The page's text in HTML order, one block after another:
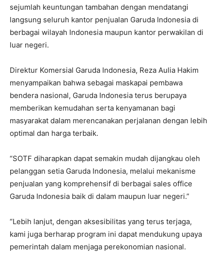
sejumlah keuntungan tambahan dengan mendatangi
langsung seluruh kantor penjualan Garuda Indonesia di
berbagai wilayah Indonesia maupun kantor perwakilan di
luar negeri.
Direktur Komersial Garuda Indonesia, Reza Aulia Hakim
menyampaikan bahwa sebagai maskapai pembawa
bendera nasional, Garuda Indonesia terus berupaya
memberikan kemudahan serta kenyamanan bagi
masyarakat dalam merencanakan perjalanan dengan lebih
optimal dan harga terbaik.
“SOTF diharapkan dapat semakin mudah dijangkau oleh
pelanggan setia Garuda Indonesia, melalui mekanisme
penjualan yang komprehensif di berbagai sales office
Garuda Indonesia baik di dalam maupun luar negeri.”
“Lebih lanjut, dengan aksesibilitas yang terus terjaga,
kami juga berharap program ini dapat mendukung upaya
pemerintah dalam menjaga perekonomian nasional.